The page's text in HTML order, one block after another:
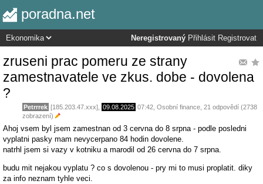
poradna.net
Neregistrovaný Přihlásit Registrovat
zruseni prac pomeru ze strany
zamestnavatele ve zkus. dobe - dovolena
?
Petrrrek [185.203.47.xxx], 09.08.2025 07:42 Osobní finance , 21 odpovědí (2738
zobrazení)
Ahoj vsem byl jsem zamestnan od 3 cervna do 8 srpna - podle posledni
vyplatni pasky mam nevycerpano 84 hodin dovolene.
natrhl jsem si vazy v kotniku a marodil od 26 cervna do 7 srpna.
budu mit nejakou vyplatu ? co s dovolenou - pry mi to musi proplatit. diky
za info neznam tyhle veci.